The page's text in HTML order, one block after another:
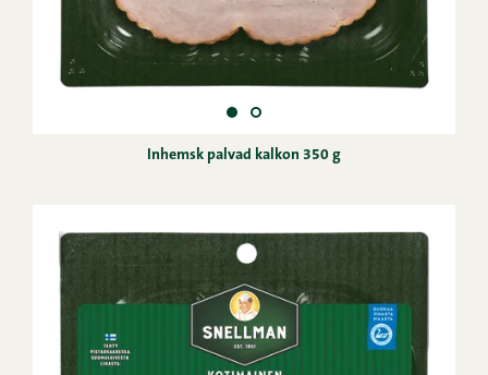
Inhemsk palvad kalkon 350 g